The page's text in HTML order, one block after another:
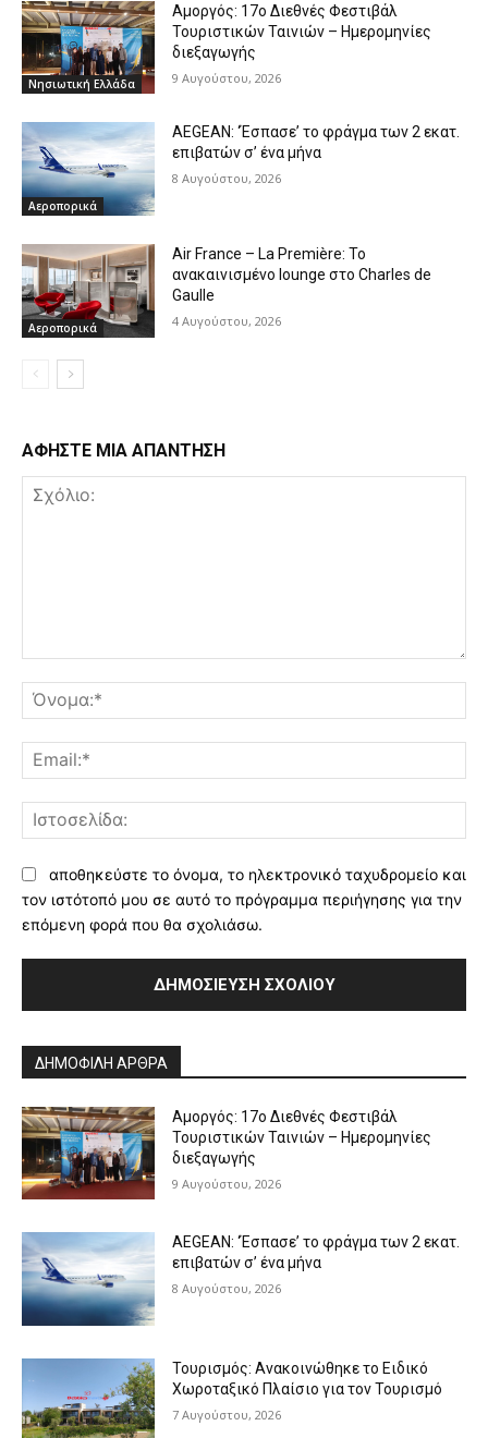
Νησιωτική Ελλάδα
Αμοργός: 17ο Διεθνές Φεστιβάλ
Τουριστικών Ταινιών – Ημερομηνίες
διεξαγωγής
9 Αυγούστου, 2026
Αεροπορικά
AEGEAN: ‘Έσπασε’ το φράγμα των 2 εκατ.
επιβατών σ’ ένα μήνα
8 Αυγούστου, 2026
Αεροπορικά
Air France – La Première: Το
ανακαινισμένο lounge στο Charles de
Gaulle
4 Αυγούστου, 2026
ΑΦΗΣΤΕ ΜΙΑ ΑΠΑΝΤΗΣΗ
αποθηκεύστε το όνομα, το ηλεκτρονικό ταχυδρομείο και
τον ιστότοπό μου σε αυτό το πρόγραμμα περιήγησης για την
επόμενη φορά που θα σχολιάσω.
ΔΗΜΟΦΙΛΗ ΑΡΘΡΑ
Αμοργός: 17ο Διεθνές Φεστιβάλ
Τουριστικών Ταινιών – Ημερομηνίες
διεξαγωγής
9 Αυγούστου, 2026
AEGEAN: ‘Έσπασε’ το φράγμα των 2 εκατ.
επιβατών σ’ ένα μήνα
8 Αυγούστου, 2026
Τουρισμός: Ανακοινώθηκε το Ειδικό
Χωροταξικό Πλαίσιο για τον Τουρισμό
7 Αυγούστου, 2026